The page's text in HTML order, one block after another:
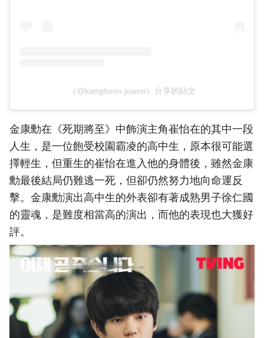
（@kanghoon.juwon）分享的貼文
金康勳在《死期將至》中飾演主角崔怡在的其中一段
人生，是一位飽受校園霸凌的高中生，原本很可能選
擇輕生，但重生的崔怡在進入他的身體後，雖然金康
勳最後結局仍難逃一死，但卻仍然努力地向命運反
擊。金康勳演出高中生的外表卻有著成熟男子徐仁國
的靈魂，是難度相當高的演出，而他的表現也大獲好
評。